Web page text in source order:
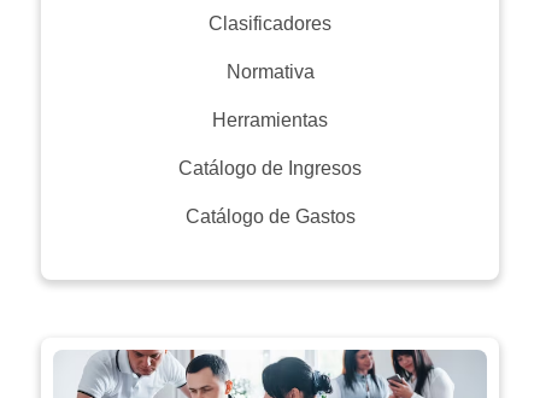
Clasificadores
Normativa
Herramientas
Catálogo de Ingresos
Catálogo de Gastos